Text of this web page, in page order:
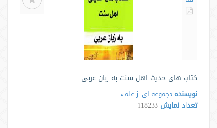
کتاب های حدیث اهل سنت به زبان عربی
نویسنده مجموعه ای از علماء
تعداد نمایش 118233